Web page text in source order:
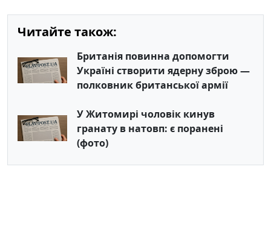
Читайте також:
Британія повинна допомогти
Україні створити ядерну зброю —
полковник британської армії
У Житомирі чоловік кинув
гранату в натовп: є поранені
(фото)